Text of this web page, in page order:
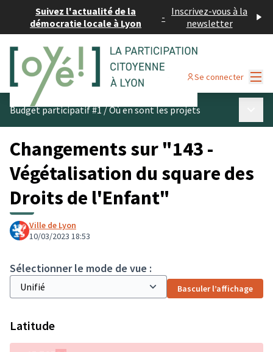
Suivez l'actualité de la
démocratie locale à Lyon
- Inscrivez-vous à la
newsletter
Se connecter
Budget participatif #1/Où en sont les projets
Changements sur "143 -
Végétalisation du square des
Droits de l'Enfant"
Ville de Lyon
10/03/2023 18:53
Sélectionner le mode de vue :
Basculer l’affichage
Latitude